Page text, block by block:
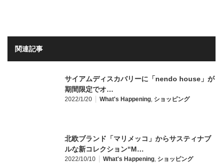
関連記事
サイアムディスカバリーに「nendo house」が
期間限定でオ…
2022/1/20 What's Happening, ショッピング
北欧ブランド「マリメッコ」からサスティナブ
ルな新コレクション“M…
2022/10/10 What's Happening, ショッピング